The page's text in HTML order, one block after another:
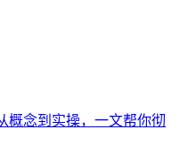
概念到实操，一文帮你彻